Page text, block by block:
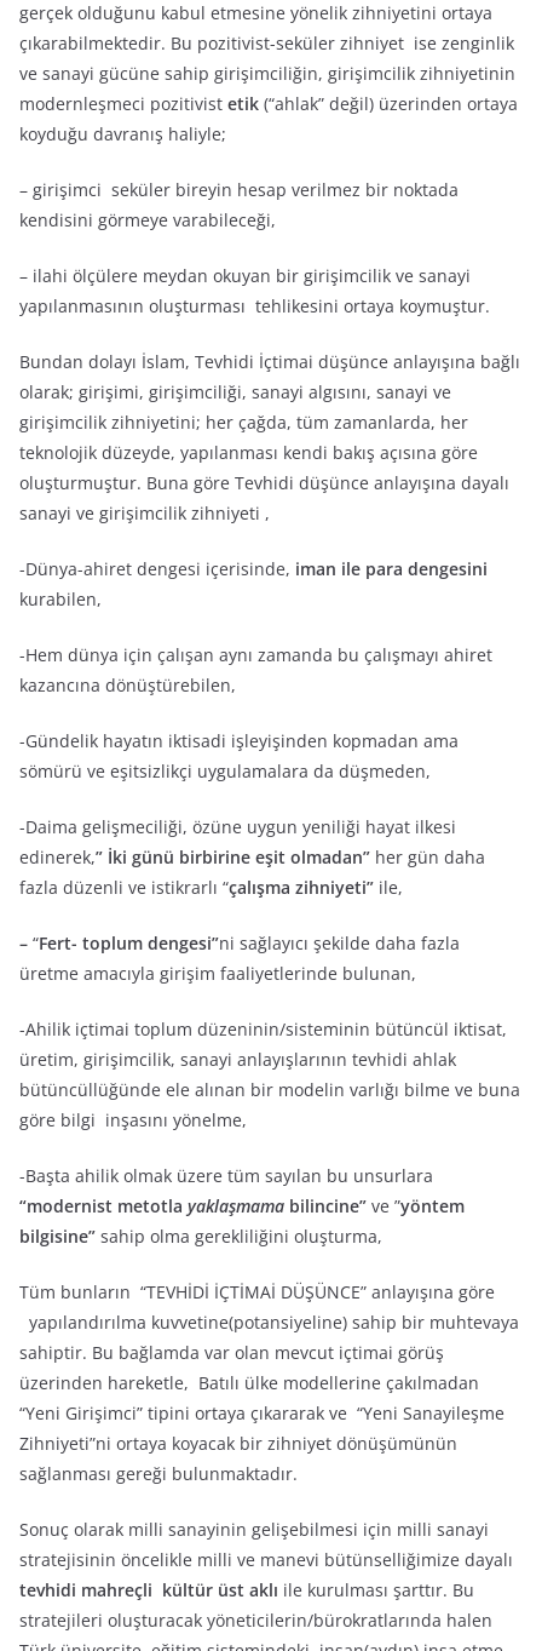
gerçek olduğunu kabul etmesine yönelik zihniyetini ortaya
çıkarabilmektedir. Bu pozitivist-seküler zihniyet ise zenginlik
ve sanayi gücüne sahip girişimciliğin, girişimcilik zihniyetinin
modernleşmeci pozitivist etik (“ahlak” değil) üzerinden ortaya
koyduğu davranış haliyle;
– girişimci seküler bireyin hesap verilmez bir noktada
kendisini görmeye varabileceği,
– ilahi ölçülere meydan okuyan bir girişimcilik ve sanayi
yapılanmasının oluşturması tehlikesini ortaya koymuştur.
Bundan dolayı İslam, Tevhidi İçtimai düşünce anlayışına bağlı
olarak; girişimi, girişimciliği, sanayi algısını, sanayi ve
girişimcilik zihniyetini; her çağda, tüm zamanlarda, her
teknolojik düzeyde, yapılanması kendi bakış açısına göre
oluşturmuştur. Buna göre Tevhidi düşünce anlayışına dayalı
sanayi ve girişimcilik zihniyeti ,
-Dünya-ahiret dengesi içerisinde, iman ile para dengesini
kurabilen,
-Hem dünya için çalışan aynı zamanda bu çalışmayı ahiret
kazancına dönüştürebilen,
-Gündelik hayatın iktisadi işleyişinden kopmadan ama
sömürü ve eşitsizlikçi uygulamalara da düşmeden,
-Daima gelişmeciliği, özüne uygun yeniliği hayat ilkesi
edinerek,” İki günü birbirine eşit olmadan” her gün daha
fazla düzenli ve istikrarlı “çalışma zihniyeti” ile,
– “Fert- toplum dengesi”ni sağlayıcı şekilde daha fazla
üretme amacıyla girişim faaliyetlerinde bulunan,
-Ahilik içtimai toplum düzeninin/sisteminin bütüncül iktisat,
üretim, girişimcilik, sanayi anlayışlarının tevhidi ahlak
bütüncüllüğünde ele alınan bir modelin varlığı bilme ve buna
göre bilgi inşasını yönelme,
-Başta ahilik olmak üzere tüm sayılan bu unsurlara
“modernist metotla yaklaşmama bilincine” ve ”yöntem
bilgisine” sahip olma gerekliliğini oluşturma,
Tüm bunların “TEVHİDİ İÇTİMAİ DÜŞÜNCE” anlayışına göre
yapılandırılma kuvvetine(potansiyeline) sahip bir muhtevaya
sahiptir. Bu bağlamda var olan mevcut içtimai görüş
üzerinden hareketle, Batılı ülke modellerine çakılmadan
“Yeni Girişimci” tipini ortaya çıkararak ve “Yeni Sanayileşme
Zihniyeti”ni ortaya koyacak bir zihniyet dönüşümünün
sağlanması gereği bulunmaktadır.
Sonuç olarak milli sanayinin gelişebilmesi için milli sanayi
stratejisinin öncelikle milli ve manevi bütünselliğimize dayalı
tevhidi mahreçli kültür üst aklı ile kurulması şarttır. Bu
stratejileri oluşturacak yöneticilerin/bürokratlarında halen